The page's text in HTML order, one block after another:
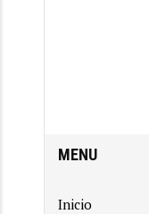
MENU
Inicio